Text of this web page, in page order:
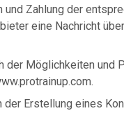
Zahlung der
eine Nachricht
der Möglichkeiten und
Erstellung eines